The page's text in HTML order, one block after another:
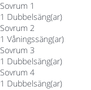
Sovrum 1
1 Dubbelsäng(ar)
Sovrum 2
1 Våningssäng(ar)
Sovrum 3
1 Dubbelsäng(ar)
Sovrum 4
1 Dubbelsäng(ar)